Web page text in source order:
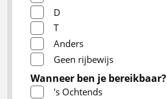
D
T
Anders
Geen rijbewijs
Wanneer ben je bereikbaar?
's Ochtends